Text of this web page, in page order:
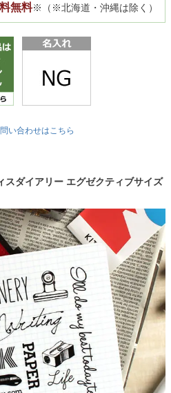
無料※（※北海道・沖縄は除く）
い合わせはこちら
スダイアリー エグゼクティブサイズ